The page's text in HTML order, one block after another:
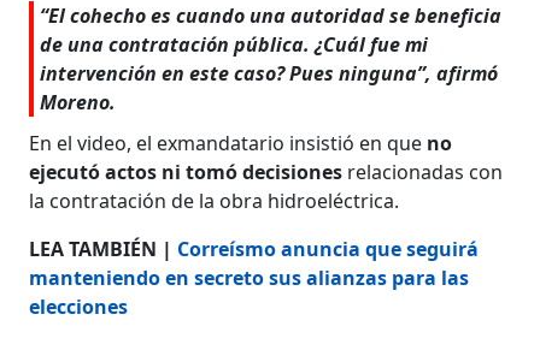
“El cohecho es cuando una autoridad se beneficia
de una contratación pública. ¿Cuál fue mi
intervención en este caso? Pues ninguna”, afirmó
Moreno.
En el video, el exmandatario insistió en que no
ejecutó actos ni tomó decisiones relacionadas con
la contratación de la obra hidroeléctrica.
LEA TAMBIÉN | Correísmo anuncia que seguirá
manteniendo en secreto sus alianzas para las
elecciones